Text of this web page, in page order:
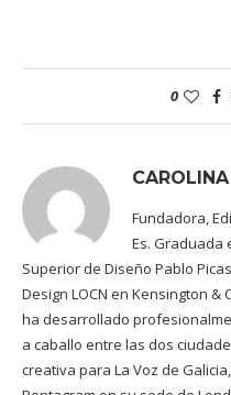
0
Fundadora,
Es. Graduada
Superior de Diseño Pablo
Design LOCN en Kensington &
ha desarrollado
a caballo entre las dos
creativa para La Voz de